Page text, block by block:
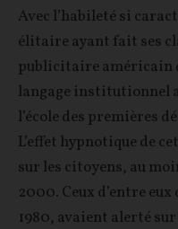
Avec l’habileté si
élitaire ayant fait ses
publicitaire américain
langage institutionnel
l’école des premières
L’effet hypnotique de
sur les citoyens, au
2000. Ceux d’entre
1980, avaient alerté